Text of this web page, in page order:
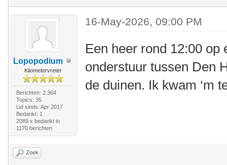
Lopopodium
Kilometervreter
Berichten: 2.364
Topics: 35
Lid sinds: Apr 2017
Bedankt: 1
2089 x bedankt in
1170 berichten
16-May-2026, 09:00 PM
Een heer rond 12:00
onderstuur tussen Den
de duinen. Ik kwam ‘m
Zoek